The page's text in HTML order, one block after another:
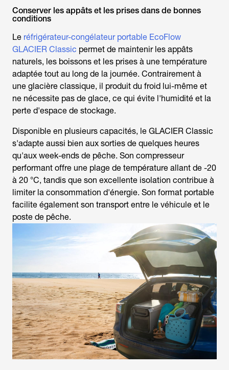
Conserver les appâts et les prises dans de bonnes
conditions
Le réfrigérateur-congélateur portable EcoFlow
GLACIER Classic permet de maintenir les appâts
naturels, les boissons et les prises à une température
adaptée tout au long de la journée. Contrairement à
une glacière classique, il produit du froid lui-même et
ne nécessite pas de glace, ce qui évite l'humidité et la
perte d'espace de stockage.
Disponible en plusieurs capacités, le GLACIER Classic
s'adapte aussi bien aux sorties de quelques heures
qu'aux week-ends de pêche. Son compresseur
performant offre une plage de température allant de -20
à 20 °C, tandis que son excellente isolation contribue à
limiter la consommation d'énergie. Son format portable
facilite également son transport entre le véhicule et le
poste de pêche.